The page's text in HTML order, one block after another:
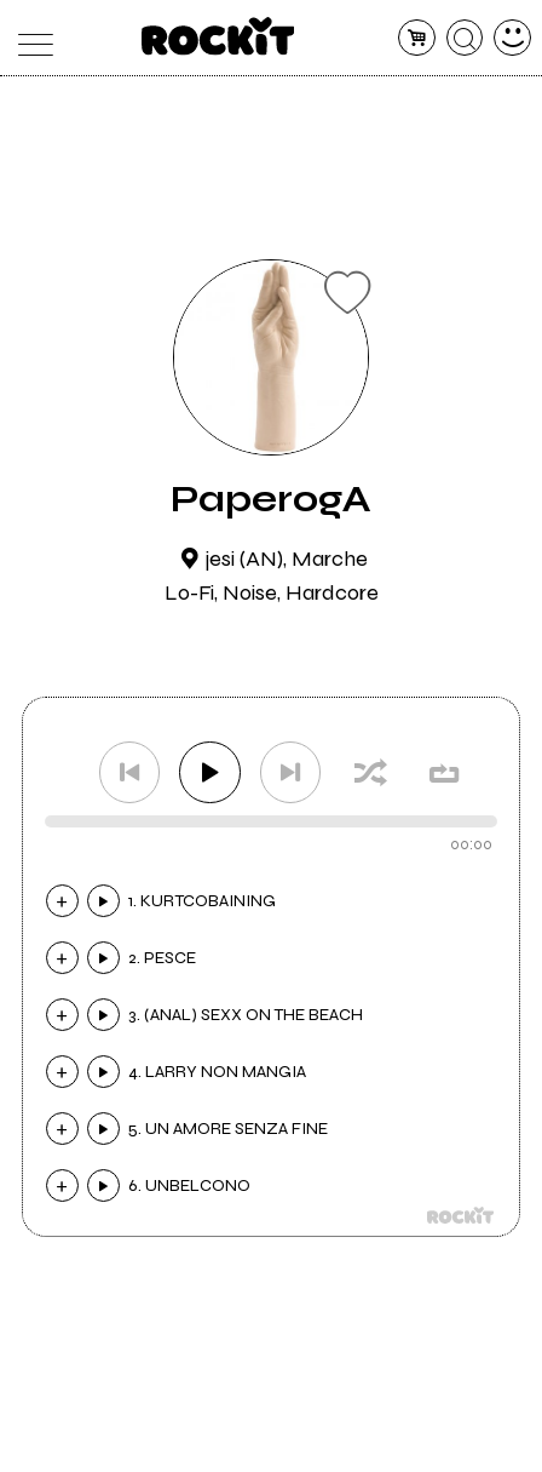
PaperogA
jesi (AN), Marche
Lo-Fi, Noise, Hardcore
00:00
1. KURTCOBAINING
2. PESCE
3. (ANAL) SEXX ON THE BEACH
4. LARRY NON MANGIA
5. UN AMORE SENZA FINE
6. UNBELCONO